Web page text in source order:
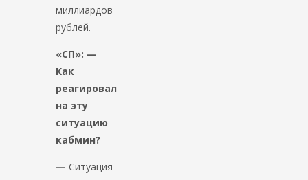
миллиардов
рублей.
«СП»: —
Как
реагировал
на эту
ситуацию
кабмин?
— Ситуация